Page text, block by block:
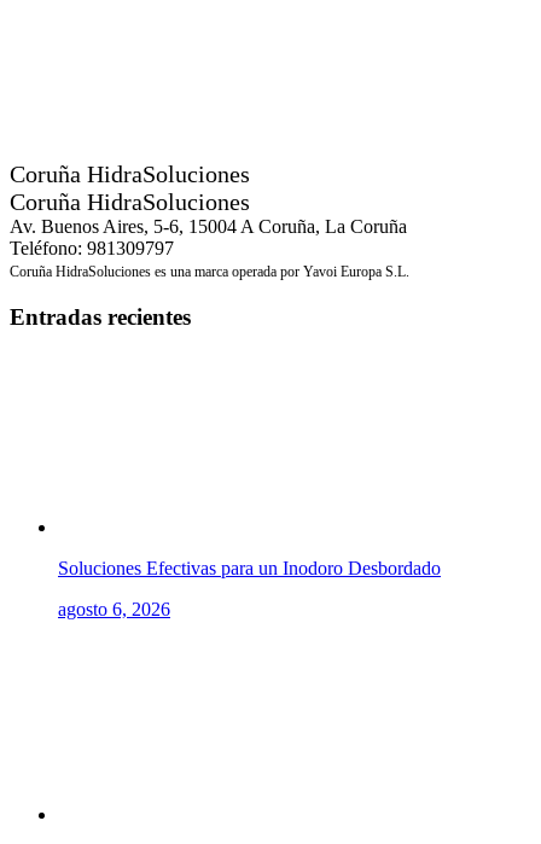
Coruña HidraSoluciones
Coruña HidraSoluciones
Av. Buenos Aires, 5-6, 15004 A Coruña, La Coruña
Teléfono: 981309797
Coruña HidraSoluciones es una marca operada por Yavoi Europa S.L.
Entradas recientes
Soluciones Efectivas para un Inodoro Desbordado
agosto 6, 2026